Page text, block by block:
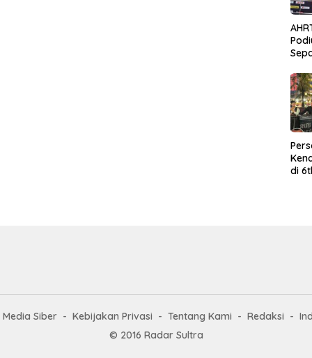
di
Siber Kebijakan Privasi Tentang Kami Redaksi
© 2016 Radar Sultra